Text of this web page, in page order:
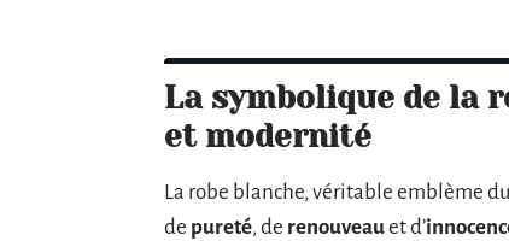
La symbolique de la
et modernité
La robe blanche, véritable emblème
de pureté, de renouveauet d’